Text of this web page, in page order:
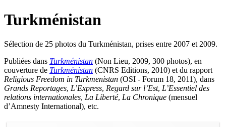
Turkménistan
Sélection de 25 photos du Turkménistan, prises entre 2007 et 2009.
Publiées dans Turkménistan (Non Lieu, 2009, 300 photos), en
couverture de Turkménistan (CNRS Editions, 2010) et du rapport
Religious Freedom in Turkmenistan (OSI - Forum 18, 2011), dans
Grands Reportages, L’Express, Regard sur l’Est, L’Essentiel des
relations internationales, La Liberté, La Chronique (mensuel
d’Amnesty International), etc.